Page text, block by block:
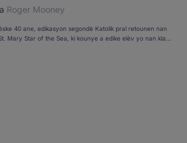
Roger Mooney
40 ane, edikasyon segondè Katolik pral retounen nan
Mary Star of the Sea, ki kounye a edike elèv yo nan klas
2023. Lekòl Segondè Bazilik la pral […]